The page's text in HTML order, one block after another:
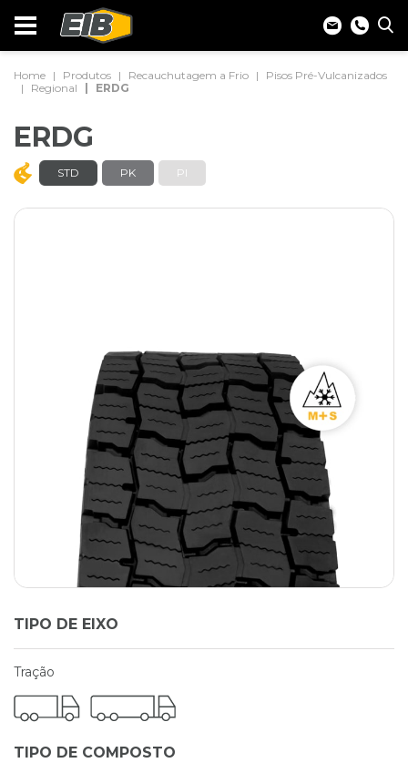
Home Produtos Recauchutagem a Frio
Pisos Pré-Vulcanizados
Regional
ERDG
ERDG
STD PK PI
TIPO DE EIXO
Tração
TIPO DE COMPOSTO